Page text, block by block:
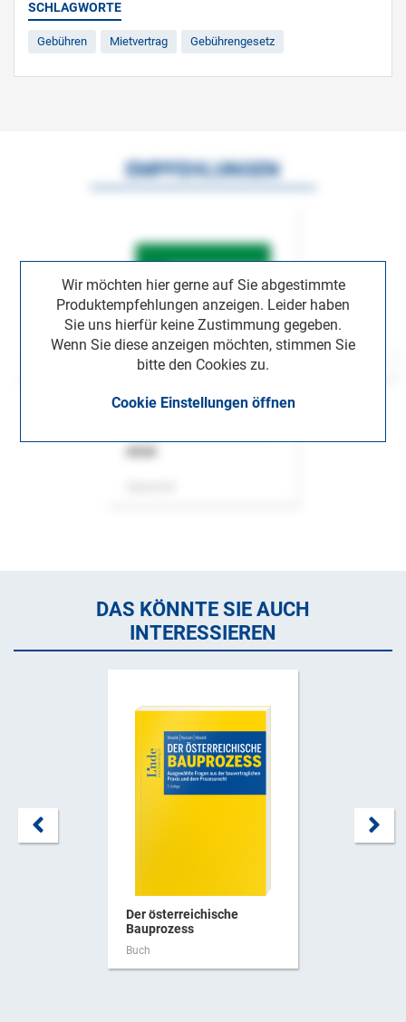
SCHLAGWORTE
Gebühren Mietvertrag Gebührengesetz
Wir möchten hier gerne auf Sie abgestimmte
Produktempfehlungen anzeigen. Leider haben
Sie uns hierfür keine Zustimmung gegeben.
Wenn Sie diese anzeigen möchten, stimmen Sie
bitte den Cookies zu.
Cookie Einstellungen öffnen
EMPFEHLUNGEN
DAS KÖNNTE SIE AUCH
INTERESSIEREN
Der österreichische
Bauprozess
Buch